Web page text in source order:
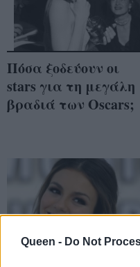
Queen - Do Not
Πόσα ξοδεύουν οι
stars για τη μεγάλη
βραδιά των Oscars;